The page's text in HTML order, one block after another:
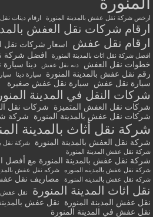
ارخص شركة نقل عفش بالمدينة المنورة ارقام دينات
ارقام شركات نقل العفش
ارقام نقل عفش اسعار شركات نقل
افضل شركة نقل اثاث بالمدينة المنورة
افضل شركة
خطوات نقل العفش
دنه نقل عفش
دينا
رقم نقل عفش بالمدينة المنورة
سيارة دينا
سيارة نقل عفش سيارة نقل عفش صغيرة
شركات النقل في المدينة
شركات نقل العفش المتميزة
شركات نقل
شركات نقل عفش بالمدينة المنورة
شركة
شركة نقل أثاث بالمدينة
شركة نقل العفش بالمدينة المنورة شركة نقل
شركة نقل عفش المدينة المنورة
شركة نقل عفش بالمدينة المنورة مع أفضل
شركة نقل عفش بالمدينه المنوره
شركه نقل عفش
شركه نقل عفش بالمدينه المنورة
مصاريف نقل
نقل اثاث المدينة المنورة نقل عفش
نقل عفش المدينة المنورة
نقل عفش
نقل عفش في المدينة المنورة